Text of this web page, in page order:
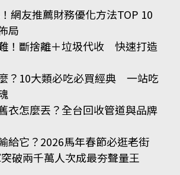
網友推薦財務優化方法TOP 10
局
！斷捨離＋垃圾代收 快速打造
？10大類必吃必買經典 一站吃
衣怎麼丟？全台回收管道與品牌
給它？2026馬年春節必逛老街
破兩千萬人次成最夯聲量王